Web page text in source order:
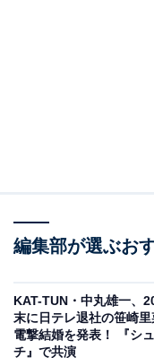
編集部が選ぶお
KAT-TUN・中丸雄一、
末に日テレ退社の笹崎
電撃結婚を発表！ 『シ
チ』で共演